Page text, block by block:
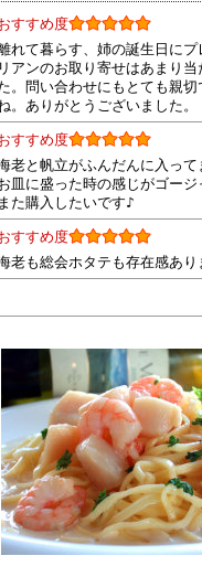
すすめ度
れて暮らす、姉の誕生日に
リアンのお取り寄せはあまり
。問い合わせにもとても親
。ありがとうございました。
すすめ度
老と帆立がふんだんに入って
皿に盛った時の感じがゴー
また購入したいです♪
すすめ度
老も総会ホタテも存在感あ